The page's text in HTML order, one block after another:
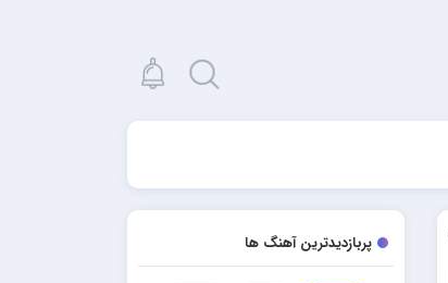
پربازدیدترین آهنگ ها